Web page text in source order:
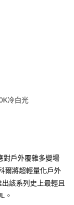
銀行
銀行
跳轉到大哥付的交易
日，確認付款後即完
認頁面所載為準。
過，訂單將自動取
式。 讓您購物簡單
冷白光
對戶外覆雜多變場
爾將超輕量化戶外
該系列史上最輕且
。